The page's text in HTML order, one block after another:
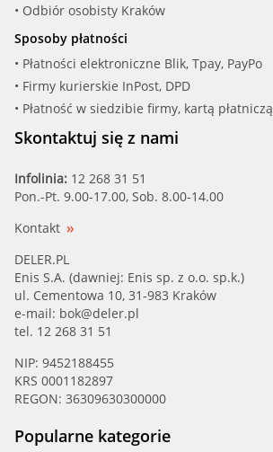
• Odbiór osobisty Kraków
Sposoby płatności
• Płatności elektroniczne Blik, Tpay, PayPo
• Firmy kurierskie InPost, DPD
• Płatność w siedzibie firmy, kartą płatniczą
Skontaktuj się z nami
Infolinia: 12 268 31 51
Pon.-Pt. 9.00-17.00, Sob. 8.00-14.00
Kontakt
DELER.PL
Enis S.A. (dawniej: Enis sp. z o.o. sp.k.)
ul. Cementowa 10, 31-983 Kraków
e-mail: bok@deler.pl
tel. 12 268 31 51
NIP: 9452188455
KRS 0001182897
REGON: 36309630300000
Popularne kategorie